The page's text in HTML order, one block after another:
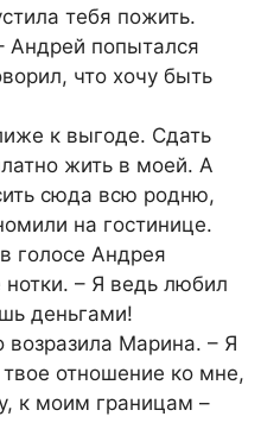
тебя пожить.
Андрей попытался
что хочу быть
к выгоде. Сдать
жить в моей. А
сюда всю родню,
на гостинице.
голосе Андрея
– Я ведь любил
деньгами!
возразила Марина. – Я
отношение ко мне,
к моим границам –